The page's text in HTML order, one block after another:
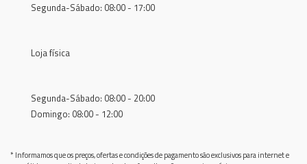
Segunda-Sábado: 08:00 - 17:00
Loja física
Segunda-Sábado: 08:00 - 20:00
Domingo: 08:00 - 12:00
* Informamos que os preços, ofertas e condições de pagamento são exclusivos para internet e